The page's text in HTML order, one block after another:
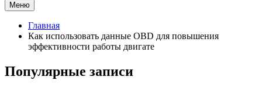
Меню
Главная
Как использовать данные OBD для повышения
эффективности работы двигате
Популярные записи